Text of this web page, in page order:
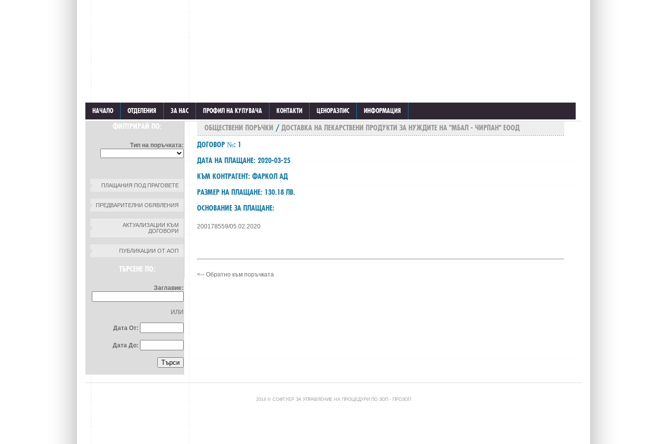
НАЧАЛО ОТДЕЛЕНИЯ ЗА НАС ПРОФИЛ НА КУПУВАЧА КОНТАКТИ ЦЕНОРАЗПИС ИНФОРМАЦИЯ
ФИЛТРИРАЙ ПО:
Тип на поръчката:
ПЛАЩАНИЯ ПОД ПРАГОВЕТЕ
ПРЕДВАРИТЕЛНИ ОБЯВЛЕНИЯ
АКТУАЛИЗАЦИИ КЪМ
ДОГОВОРИ
ПУБЛИКАЦИИ ОТ АОП
ТЪРСЕНЕ ПО:
Заглавие:
ИЛИ
Дата От:
Дата До:
ОБЩЕСТВЕНИ ПОРЪЧКИ / ДОСТАВКА НА ЛЕКАРСТВЕНИ ПРОДУКТИ ЗА НУЖДИТЕ НА "МБАЛ - ЧИРПАН" ЕООД
ДОГОВОР №: 1
ДАТА НА ПЛАЩАНЕ: 2020-03-25
КЪМ КОНТРАГЕНТ: ФАРКОЛ АД
РАЗМЕР НА ПЛАЩАНЕ: 130.18 ЛВ.
ОСНОВАНИЕ ЗА ПЛАЩАНЕ:
200178559/05.02.2020
<-- Обратно към поръчката
2014 © СОФТУЕР ЗА УПРАВЛЕНИЕ НА ПРОЦЕДУРИ ПО ЗОП - ПРОЗОП